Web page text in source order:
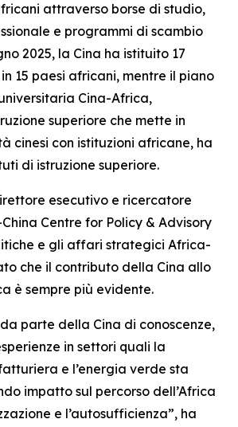
attraverso borse di studio,
e programmi di scambio
2025, la Cina ha istituito 17
15 paesi africani, mentre il piano
Cina-Africa,
superiore che mette in
cinesi con istituzioni africane, ha
di istruzione superiore.
esecutivo e ricercatore
Centre for Policy & Advisory
e gli affari strategici Africa-
che il contributo della Cina allo
è sempre più evidente.
parte della Cina di conoscenze,
in settori quali la
e l’energia verde sta
impatto sul percorso dell’Africa
e l’autosufficienza”, ha